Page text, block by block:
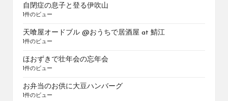
自閉症の息子と登る伊吹山
1件のビュー
天喰屋オードブル @おうちで居酒屋 at 鯖江
1件のビュー
ほおずきで壮年会の忘年会
1件のビュー
お弁当のお供に大豆ハンバーグ
1件のビュー